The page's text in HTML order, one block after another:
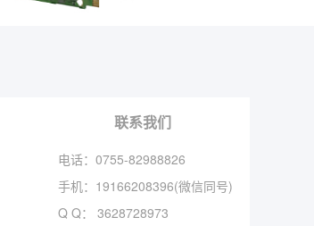
联系我们
电话：0755-82988826
手机： 19166208396(微信同号)
Q Q： 3628728973